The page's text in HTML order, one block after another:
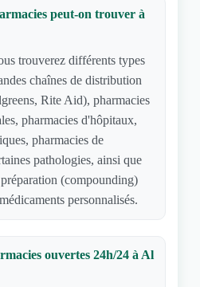
peut-on trouver à
trouverez différents types
chaînes de distribution
Rite Aid), pharmacies
pharmacies d'hôpitaux,
pharmacies de
pathologies, ainsi que
(compounding)
personnalisés.
ouvertes 24h/24 à Al